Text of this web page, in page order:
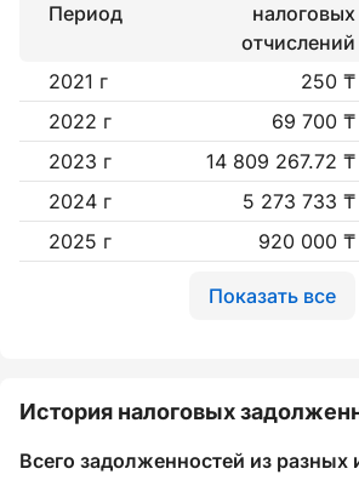
Период
налоговых
отчислений
2021 г 250 ₸
2022 г
69 700 ₸
2023 г
14 809 267.72 ₸
2024 г
5 273 733 ₸
2025 г
920 000 ₸
Показать все
История налоговых
Всего задолженностей из разных